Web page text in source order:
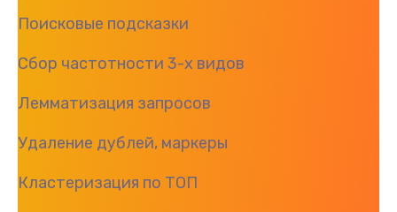
Поисковые подсказки
Сбор частотности 3-х видов
Лемматизация запросов
Удаление дублей, маркеры
Кластеризация по ТОП